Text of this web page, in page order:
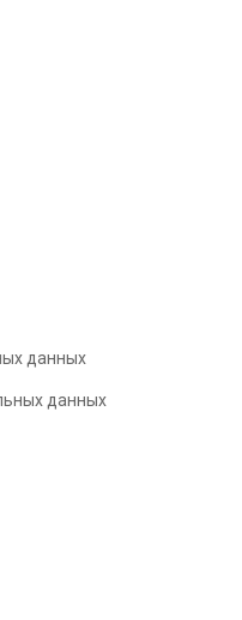
данных
данных